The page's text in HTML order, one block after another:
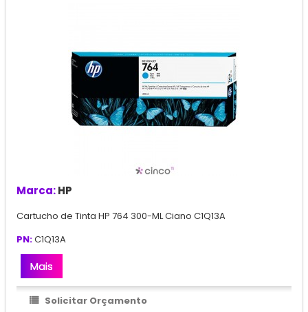
Marca:HP
Cartucho de Tinta HP 764 300-ML Ciano C1Q13A
PN:C1Q13A
Mais
Solicitar Orçamento